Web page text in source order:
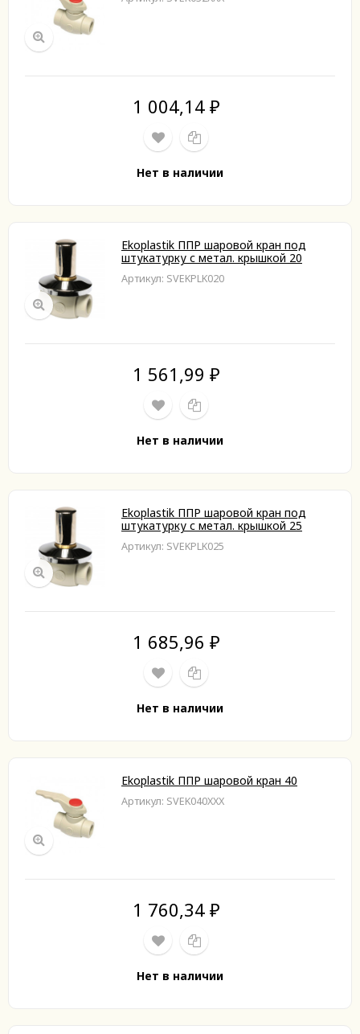
1 004,14 ₽
Нет в наличии
Ekoplastik ППР шаровой кран под
штукатурку с метал. крышкой 20
Артикул: SVEKPLK020
1 561,99 ₽
Нет в наличии
Ekoplastik ППР шаровой кран под
штукатурку с метал. крышкой 25
Артикул: SVEKPLK025
1 685,96 ₽
Нет в наличии
Ekoplastik ППР шаровой кран 40
Артикул: SVEK040XXX
1 760,34 ₽
Нет в наличии